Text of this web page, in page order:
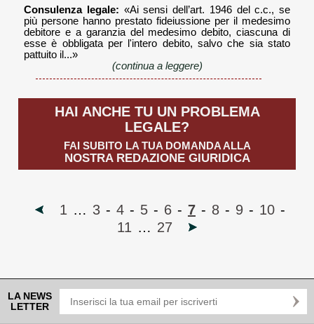
Consulenza legale: «Ai sensi dell’art. 1946 del c.c., se
più persone hanno prestato fideiussione per il medesimo
debitore e a garanzia del medesimo debito, ciascuna di
esse è obbligata per l'intero debito, salvo che sia stato
pattuito il...»
(continua a leggere)
HAI ANCHE TU UN PROBLEMA
LEGALE?
FAI SUBITO LA TUA DOMANDA ALLA
NOSTRA REDAZIONE GIURIDICA
1 … 3 - 4 - 5 - 6 - 7 - 8 - 9 - 10 -
11 … 27
LA NEWS
LETTER